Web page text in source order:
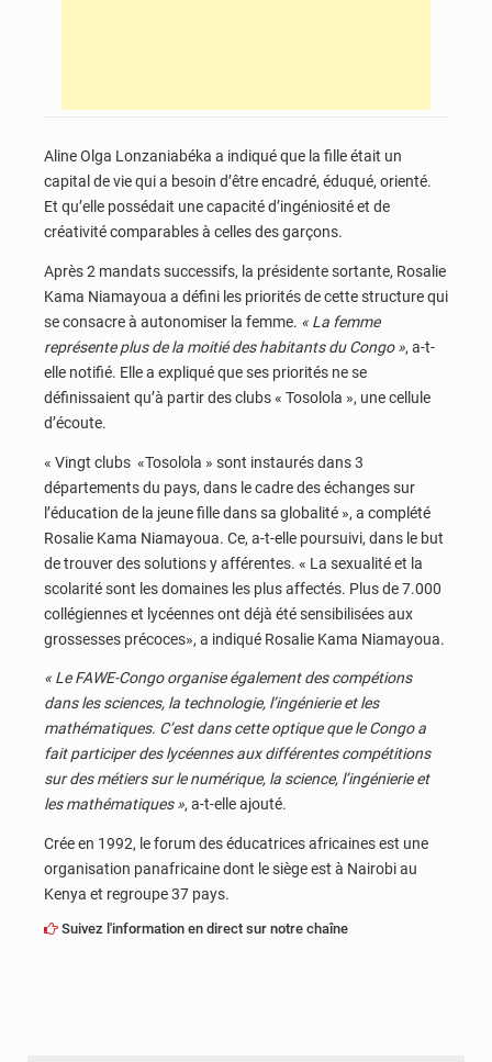
Aline Olga Lonzaniabéka a indiqué que la fille était un
capital de vie qui a besoin d’être encadré, éduqué, orienté.
Et qu’elle possédait une capacité d’ingéniosité et de
créativité comparables à celles des garçons.
Après 2 mandats successifs, la présidente sortante, Rosalie
Kama Niamayoua a défini les priorités de cette structure qui
se consacre à autonomiser la femme. « La femme
représente plus de la moitié des habitants du Congo », a-t-
elle notifié. Elle a expliqué que ses priorités ne se
définissaient qu’à partir des clubs « Tosolola », une cellule
d’écoute.
« Vingt clubs «Tosolola » sont instaurés dans 3
départements du pays, dans le cadre des échanges sur
l’éducation de la jeune fille dans sa globalité », a complété
Rosalie Kama Niamayoua. Ce, a-t-elle poursuivi, dans le but
de trouver des solutions y afférentes. « La sexualité et la
scolarité sont les domaines les plus affectés. Plus de 7.000
collégiennes et lycéennes ont déjà été sensibilisées aux
grossesses précoces», a indiqué Rosalie Kama Niamayoua.
« Le FAWE-Congo organise également des compétions
dans les sciences, la technologie, l’ingénierie et les
mathématiques. C’est dans cette optique que le Congo a
fait participer des lycéennes aux différentes compétitions
sur des métiers sur le numérique, la science, l’ingénierie et
les mathématiques », a-t-elle ajouté.
Crée en 1992, le forum des éducatrices africaines est une
organisation panafricaine dont le siège est à Nairobi au
Kenya et regroupe 37 pays.
Suivez l'information en direct sur notre chaîne